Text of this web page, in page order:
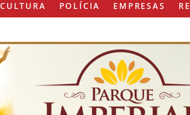
CULTURA POLÍCIA EMPRESAS